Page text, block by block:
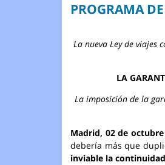
PROGRAMA
La nueva Ley de viajes
LA
La imposición de la
Madrid, 02 de
debería más que
inviable la